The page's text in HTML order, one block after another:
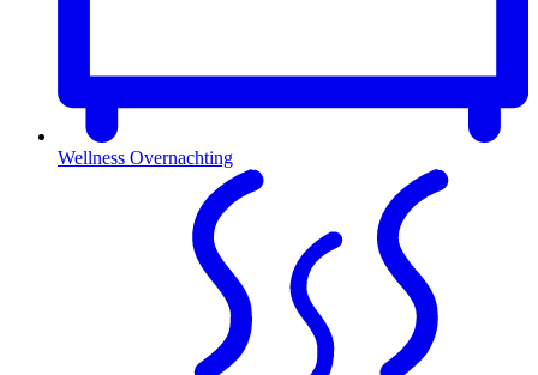
Wellness Overnachting